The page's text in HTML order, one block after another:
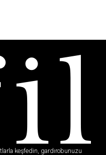
keşfedin, gardırobunuzu